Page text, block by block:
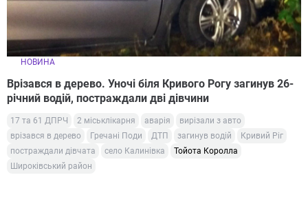
НОВИНА
Врізався в дерево. Уночі біля Кривого Рогу загинув 26-
річний водій, постраждали дві дівчини
17 та 61 ДПРЧ 2 міськлікарня аварія
вирізали з авто
врізався в дерево
Гречані Поди ДТП загинув водій
Кривий Ріг
постраждали дівчата
село Калинівка
Тойота Королла
Широківський район